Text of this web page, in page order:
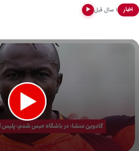
اخبار ۱ سال قبل ▶